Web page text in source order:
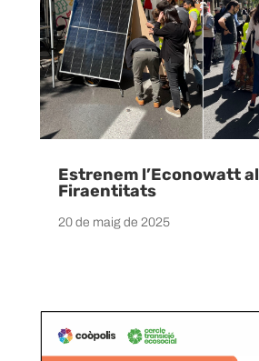
Estrenem l’Econowatt al
Firaentitats
20 de maig de 2025